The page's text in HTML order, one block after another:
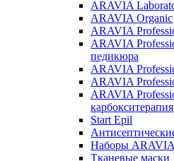
ARAVIA
ARAVIA Organic
ARAVIA
ARAVIA
педикюра
ARAVIA
ARAVIA
ARAVIA
карбокситерапия
Start Epil
Наборы ARAVIA
Тканевые маски